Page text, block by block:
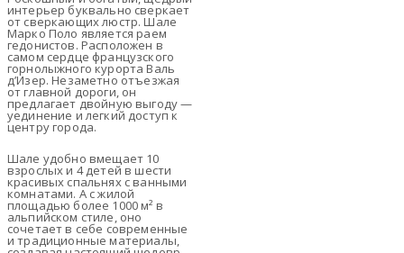
интерьер буквально сверкает
от сверкающих люстр. Шале
Марко Поло является раем
гедонистов. Расположен в
самом сердце французского
горнолыжного курорта Валь
д’Изер. Незаметно отъезжая
от главной дороги, он
предлагает двойную выгоду —
уединение и легкий доступ к
центру города.
Шале удобно вмещает 10
взрослых и 4 детей в шести
красивых спальнях с ванными
комнатами. А с жилой
площадью более 1000 м² в
альпийском стиле, оно
сочетает в себе современные
и традиционные материалы,